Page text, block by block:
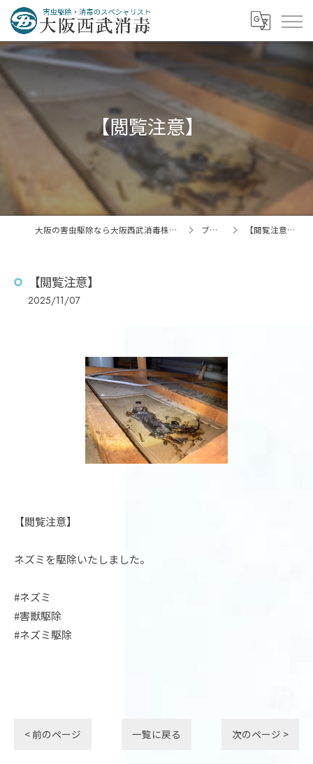
【閲覧注意】
大阪の害虫駆除なら大阪西武消毒株式会社 ブログ 【閲覧注意】
【閲覧注意】
2025/11/07
【閲覧注意】
ネズミを駆除いたしました。
#ネズミ
#害獣駆除
#ネズミ駆除
< 前のページ 一覧に戻る 次のページ >